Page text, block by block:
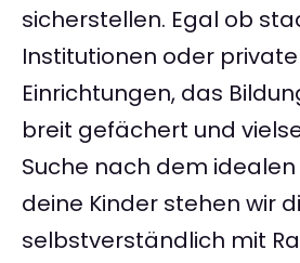
sicherstellen. Egal ob
Institutionen oder private
Einrichtungen, das
breit gefächert und
Suche nach dem idealen
deine Kinder stehen wir
selbstverständlich mit